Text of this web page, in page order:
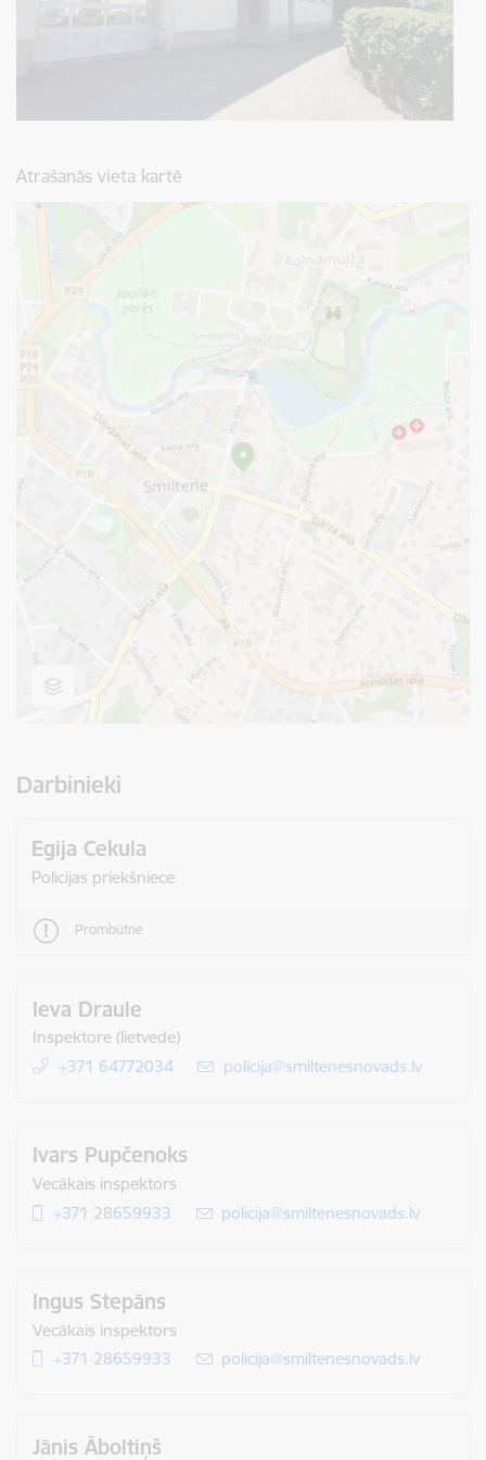
Atrašanās vieta kartē
Darbinieki
Egija Cekula
Policijas priekšniece
Prombūtne
Ieva Draule
Inspektore (lietvede)
+371 64772034
E-pasts:
policija@smiltenesnovads.lv
Ivars Pupčenoks
Vecākais inspektors
+371 28659933
E-pasts:
policija@smiltenesnovads.lv
Ingus Stepāns
Vecākais inspektors
+371 28659933
E-pasts:
policija@smiltenesnovads.lv
Jānis Āboltiņš